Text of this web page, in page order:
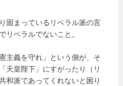
固まっているリベラル派の言
リベラルでないこと。
主義を守れ」という側が、そ
天皇陛下」にすがったり（リ
和派であってくれないと困り